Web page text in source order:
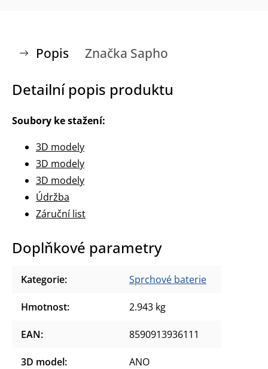
Popis Značka Sapho
Detailní popis produktu
Soubory ke stažení:
3D modely
3D modely
3D modely
Údržba
Záruční list
Doplňkové parametry
Kategorie: Sprchové baterie
Hmotnost: 2.943 kg
EAN: 8590913936111
3D model: ANO